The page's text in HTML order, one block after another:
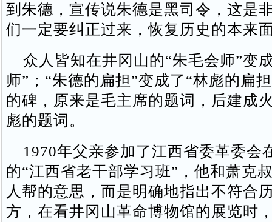
到朱德，宣传说朱德是黑司令，这是
们一定要纠正过来，恢复历史的本来
众人皆知在井冈山的“朱毛会师”变
师”；“朱德的扁担”变成了“林彪的扁
的碑，原来是毛主席的题词，后建成
彪的题词。
1970年父亲参加了江西省委革委会
的“江西省老干部学习班”，他和萧克
人帮的意思，而是明确地指出不符合
方，在看井冈山革命博物馆的展览时